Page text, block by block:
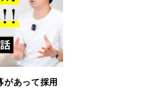
あって採用